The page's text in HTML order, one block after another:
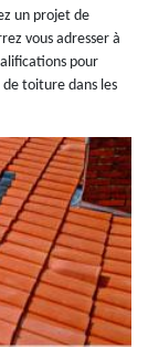
un projet de
vous adresser à
pour
toiture dans les